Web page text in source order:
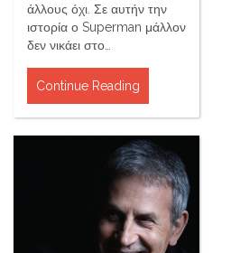
άλλους όχι. Σε αυτήν την
ιστορία ο Superman μάλλον
δεν νικάει στο…
Continue Reading